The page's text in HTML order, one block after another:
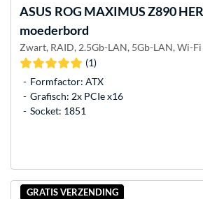
ASUS ROG MAXIMUS Z890
moederbord
Zwart, RAID, 2.5Gb-LAN, 5Gb-LAN, Wi-Fi
(1)
Formfactor: ATX
Grafisch: 2x PCIe x16
Socket: 1851
GRATIS VERZENDING